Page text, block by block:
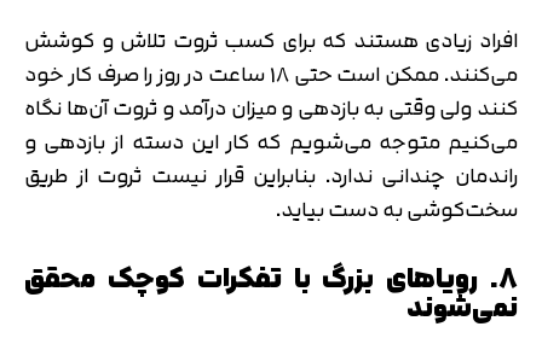
افراد زیادی هستند که برای کسب ثروت تلاش و کوشش
می‌کنند. ممکن است حتی 18 ساعت در روز را صرف کار خود
کنند ولی وقتی به بازدهی و میزان درآمد و ثروت آن‌ها نگاه
می‌کنیم متوجه می‌شویم که کار این دسته از بازدهی و
راندمان چندانی ندارد. بنابراین قرار نیست ثروت از طریق
سخت‌کوشی به دست بیاید.
8. رویاهای بزرگ با تفکرات کوچک محقق
نمی‌شوند